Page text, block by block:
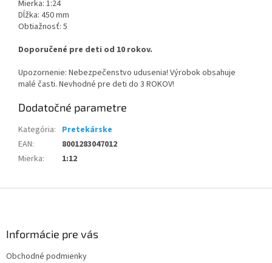
Mierka: 1:24
Dĺžka: 450 mm
Obtiažnosť: 5
Doporučené pre deti od 10 rokov.
Upozornenie: Nebezpečenstvo udusenia! Výrobok obsahuje
malé časti. Nevhodné pre deti do 3 ROKOV!
Dodatočné parametre
Kategória: Pretekárske
EAN:
8001283047012
Mierka: 1:12
Informácie pre vás
Obchodné podmienky